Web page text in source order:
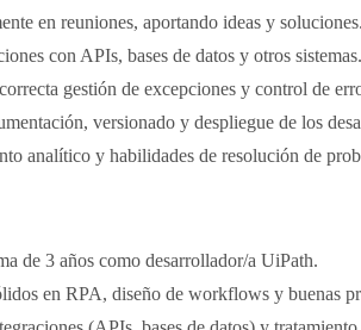
en reuniones, aportando ideas y
con APIs, bases de datos y otros sistemas.
gestión de excepciones y control de
versionado y despliegue de los
analítico y habilidades de resolución de
de 3 años como desarrollador/a UiPath.
en RPA, diseño de workflows y buenas